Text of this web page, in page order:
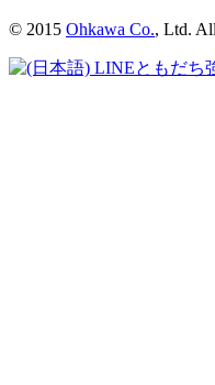
© 2015 Ohkawa Co., Ltd.